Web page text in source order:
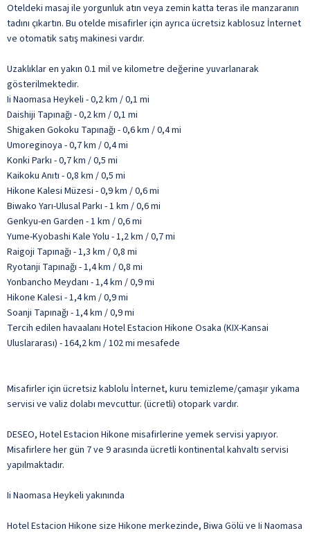
Oteldeki masaj ile yorgunluk atın veya zemin katta teras ile manzaranın
tadını çıkartın. Bu otelde misafirler için ayrıca ücretsiz kablosuz İnternet
ve otomatik satış makinesi vardır.
Uzaklıklar en yakın 0.1 mil ve kilometre değerine yuvarlanarak
gösterilmektedir.
Ii Naomasa Heykeli - 0,2 km / 0,1 mi
Daishiji Tapınağı - 0,2 km / 0,1 mi
Shigaken Gokoku Tapınağı - 0,6 km / 0,4 mi
Umoreginoya - 0,7 km / 0,4 mi
Konki Parkı - 0,7 km / 0,5 mi
Kaikoku Anıtı - 0,8 km / 0,5 mi
Hikone Kalesi Müzesi - 0,9 km / 0,6 mi
Biwako Yarı-Ulusal Parkı - 1 km / 0,6 mi
Genkyu-en Garden - 1 km / 0,6 mi
Yume-Kyobashi Kale Yolu - 1,2 km / 0,7 mi
Raigoji Tapınağı - 1,3 km / 0,8 mi
Ryotanji Tapınağı - 1,4 km / 0,8 mi
Yonbancho Meydanı - 1,4 km / 0,9 mi
Hikone Kalesi - 1,4 km / 0,9 mi
Soanji Tapınağı - 1,4 km / 0,9 mi
Tercih edilen havaalanı Hotel Estacion Hikone Osaka (KIX-Kansai
Uluslararası) - 164,2 km / 102 mi mesafede
Misafirler için ücretsiz kablolu İnternet, kuru temizleme/çamaşır yıkama
servisi ve valiz dolabı mevcuttur. (ücretli) otopark vardır.
DESEO, Hotel Estacion Hikone misafirlerine yemek servisi yapıyor.
Misafirlere her gün 7 ve 9 arasında ücretli kontinental kahvaltı servisi
yapılmaktadır.
Ii Naomasa Heykeli yakınında
Hotel Estacion Hikone size Hikone merkezinde, Biwa Gölü ve Ii Naomasa